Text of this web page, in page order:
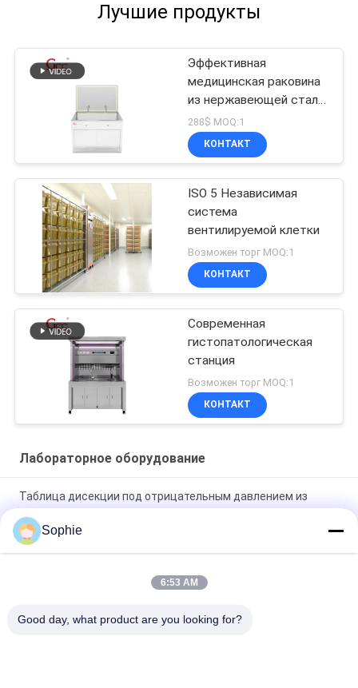
Лучшие продукты
Эффективная
медицинская раковина
из нержавеющей стали
для борьбы с
инфекциями
288$ MOQ:1
КОНТАКТ
ISO 5 Независимая
система
вентилируемой клетки
Возможен торг MOQ:1
КОНТАКТ
Современная
гистопатологическая
станция
Возможен торг MOQ:1
КОНТАКТ
Лабораторное оборудование
Таблица дисекции под отрицательным давлением из
нержавеющей стали 304
Эффективная машина для чистки обуви с автоматическим
220 В для лабораторного оборудования и анализа
Sophie
6:53 AM
Good day, what product are you looking for?